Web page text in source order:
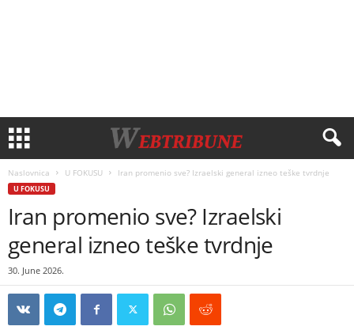
Naslovnica U FOKUSU Iran promenio sve? Izraelski general izneo teške tvrdnje
U FOKUSU
Iran promenio sve? Izraelski
general izneo teške tvrdnje
30. June 2026.